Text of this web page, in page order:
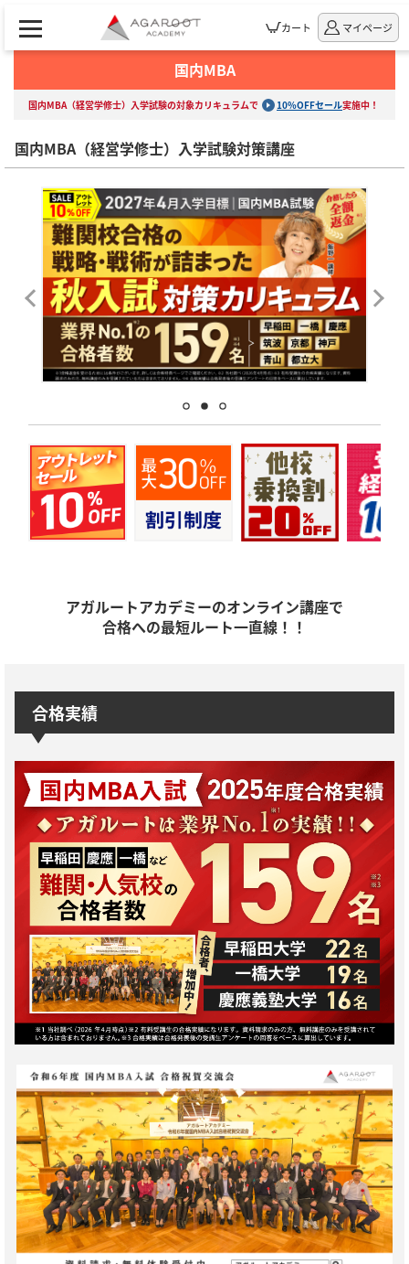
カート マイページ
国内MBA
国内MBA（経営学修士）入学試験の対象カリキュラムで 10%OFFセール実施中！
国内MBA（経営学修士）入学試験対策講座
アガルートアカデミーのオンライン講座で
合格への最短ルート一直線！！
合格実績